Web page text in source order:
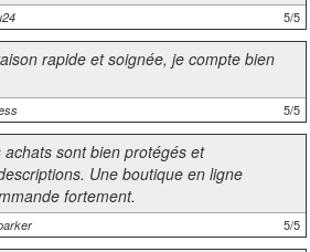
5/5
rapide et soignée, je compte bien
5/5
sont bien protégés et
Une boutique en ligne
fortement.
5/5